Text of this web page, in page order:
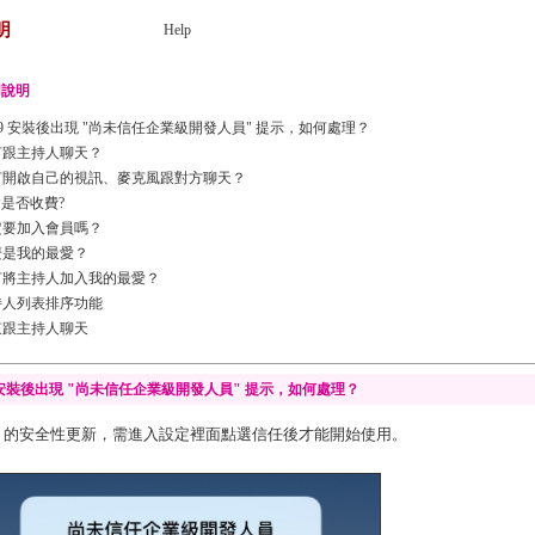
Help
明
安裝後出現 "尚未信任企業級開發人員" 提示，如何處理？
主持人聊天？
啟自己的視訊、麥克風跟對方聊天？
否收費?
加入會員嗎？
我的最愛？
主持人加入我的最愛？
列表排序功能
主持人聊天
裝後出現 "尚未信任企業級開發人員" 提示，如何處理？
的安全性更新，需進入設定裡面點選信任後才能開始使用。